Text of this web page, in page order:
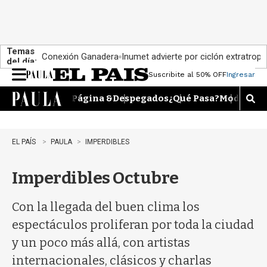
Temas
del día: Conexión Ganadera Inumet advierte por ciclón
e
Suscribite al 50% OFFIngresar
Página &Despegados¿Qué Pasa?Moda
M
o
q
EL PAÍS PAULA IMPERDIBLES
Imperdibles Octubre
Con la llegada del buen clima los
espectáculos proliferan por toda la ciudad
y un poco más allá, con artistas
internacionales, clásicos y charlas